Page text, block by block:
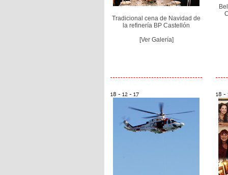
Tradicional cena de Navidad de
la refinería BP Castellón
[Ver Galería]
18 - 12 - 17 18 -